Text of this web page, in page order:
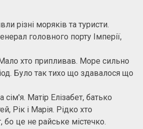
різні моряків та туристи.
головного порту Імперії,
хто припливав. Море сильно
Було так тихо що здавалося що
сім'я. Матір Елізабет, батько
Рік і Марія. Рідко хто
це не райське містечко.